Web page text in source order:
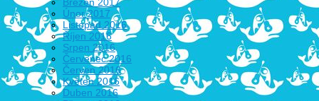
Únor 2017
Listopad 2016
Říjen 2016
Srpen 2016
Červenec 2016
Červen 2016
Květen 2016
Duben 2016